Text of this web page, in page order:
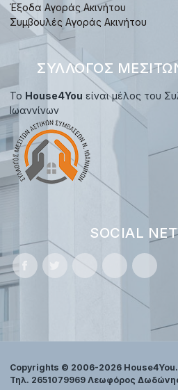
Έξοδα Αγοράς Ακινήτου
Συμβουλές Αγοράς Ακινήτου
ΣΎΛΛΟΓΟΣ
Το House4You είναι μέλος του
Ιωαννίνων
SOCIAL
Copyrights © 2006-2026
Τηλ. 2651079969 Λεωφόρος